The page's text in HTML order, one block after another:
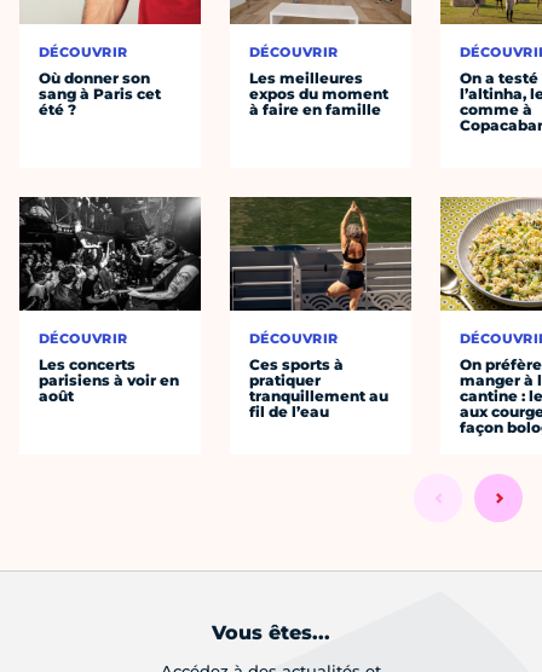
DÉCOUVRIR
Où donner son
sang à Paris cet
été ?
DÉCOUVRIR
Les concerts
parisiens à voir en
août
DÉCOUVRIR
Les meilleures
expos du moment
à faire en famille
DÉCOUVRIR
Ces sports à
pratiquer
tranquillement au
fil de l’eau
On a testé
l’altinha,
comme à
On préfère
manger à
cantine :
aux
façon
Vous êtes...